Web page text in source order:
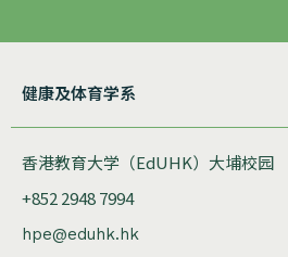
健康及体育学系
香港教育大学（EdUHK）大埔校园
+852 2948 7994
hpe@eduhk.hk